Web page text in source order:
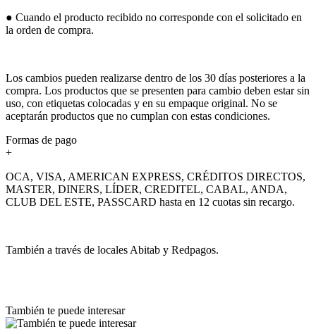
● Cuando el producto recibido no corresponde con el solicitado en
la orden de compra.
Los cambios pueden realizarse dentro de los 30 días posteriores a la
compra. Los productos que se presenten para cambio deben estar sin
uso, con etiquetas colocadas y en su empaque original. No se
aceptarán productos que no cumplan con estas condiciones.
Formas de pago
+
OCA, VISA, AMERICAN EXPRESS, CRÉDITOS DIRECTOS,
MASTER, DINERS, LÍDER, CREDITEL, CABAL, ANDA,
CLUB DEL ESTE, PASSCARD hasta en 12 cuotas sin recargo.
También a través de locales Abitab y Redpagos.
También te puede interesar